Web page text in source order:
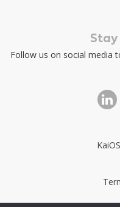
Follow us on social media